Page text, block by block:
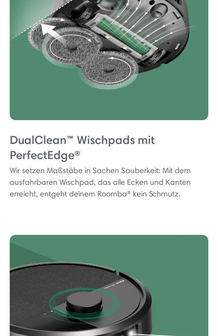
DualClean™ Wischpads mit
PerfectEdge®
Wir setzen Maßstäbe in Sachen Sauberkeit: Mit dem
ausfahrbaren Wischpad, das alle Ecken und Kanten
erreicht, entgeht deinem Roomba® kein Schmutz.